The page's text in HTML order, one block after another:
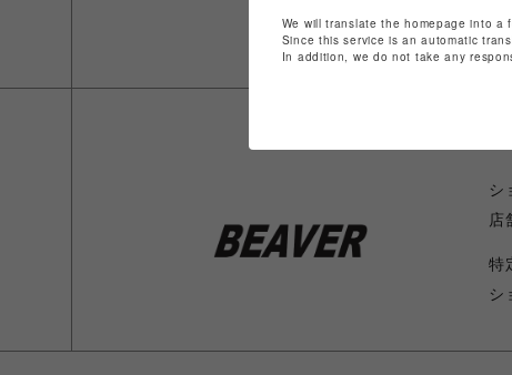
シ
店
特
シ
We will translate the homepage into
Since this service is an automatic
In addition, we do not take any